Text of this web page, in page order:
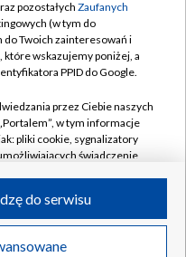
S.A. w likwidacji
pozostałych Zaufanych
(w tym do
Twoich zainteresowań i
które wskazujemy poniżej, a
PPID do Google.
przez Ciebie naszych
w tym informacje
pliki cookie, sygnalizatory
świadczenie
przez Ciebie
do serwisu